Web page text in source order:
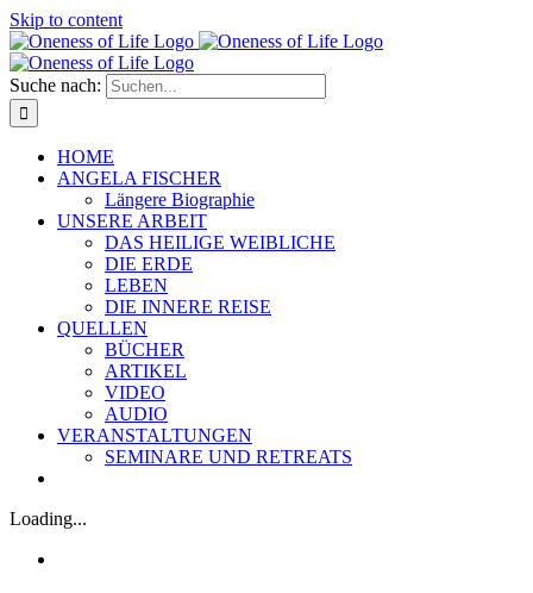
Skip to content
Suche nach:
HOME
ANGELA FISCHER
Längere Biographie
UNSERE ARBEIT
DAS HEILIGE WEIBLICHE
DIE ERDE
LEBEN
DIE INNERE REISE
QUELLEN
BÜCHER
ARTIKEL
VIDEO
AUDIO
VERANSTALTUNGEN
SEMINARE UND RETREATS
Loading...